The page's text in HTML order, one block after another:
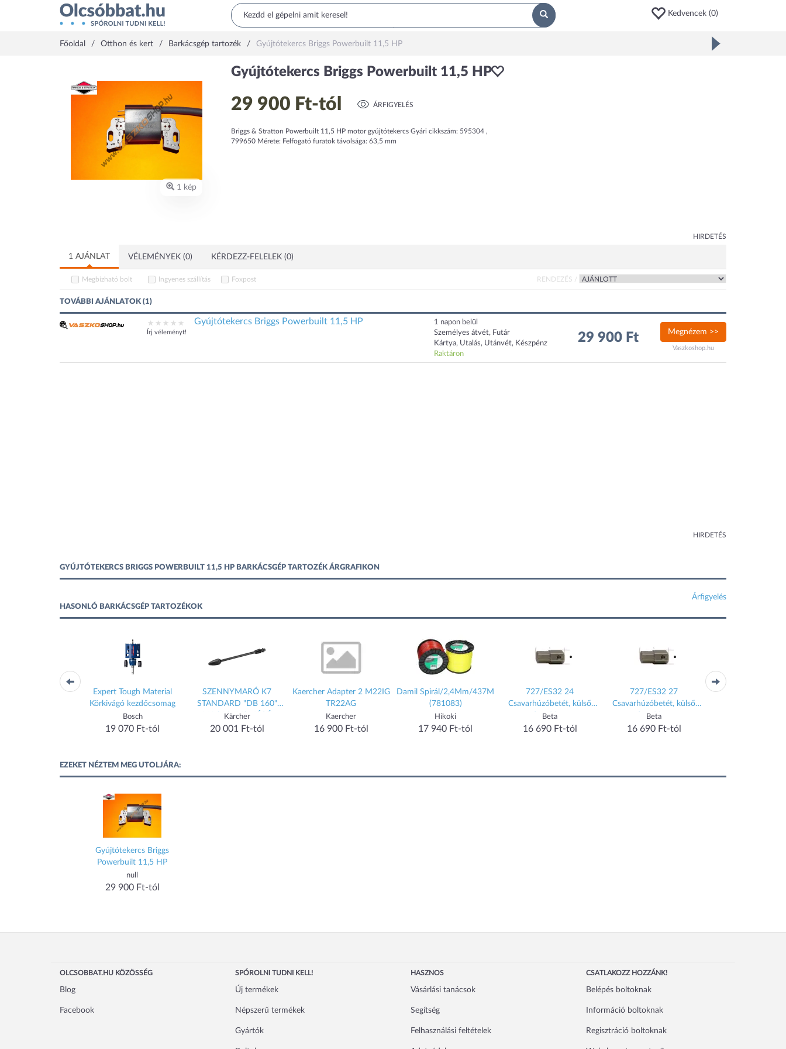
Kedvencek (0)
Főoldal Otthon és kert Barkácsgép tartozék Gyújtótekercs Briggs Powerbuilt 11,5 HP
1 kép
Gyújtótekercs Briggs Powerbuilt 11,5 HP
29 900 Ft-tól ÁRFIGYELÉS
Briggs & Stratton Powerbuilt 11,5 HP motor gyújtótekercs Gyári cikkszám: 595304 ,
799650 Mérete: Felfogató furatok távolsága: 63,5 mm
HIRDETÉS
1 AJÁNLAT VÉLEMÉNYEK (0) KÉRDEZZ-FELELEK (0)
Megbízható bolt Ingyenes szállítás Foxpost RENDEZÉS /
TOVÁBBI AJÁNLATOK (1)
Írj véleményt!
Gyújtótekercs Briggs Powerbuilt 11,5 HP
1 napon belül
Személyes átvét, Futár
Kártya, Utalás, Utánvét, Készpénz
Raktáron
29 900 Ft Megnézem >>
Vaszkoshop.hu
HIRDETÉS
GYÚJTÓTEKERCS BRIGGS POWERBUILT 11,5 HP BARKÁCSGÉP TARTOZÉK ÁRGRAFIKON
Árfigyelés
HASONLÓ BARKÁCSGÉP TARTOZÉKOK
Kőzetfúró 22 x
Expert Tough Material
Körkivágó kezdőcsomag
Bosch
19 070 Ft-tól
SZENNYMARÓ K7
STANDARD "DB 160"
MAGASNYOMÁSÚ
MOSÓHOZ
Kärcher
20 001 Ft-tól
Kaercher Adapter 2 M22IG
TR22AG
Kaercher
16 900 Ft-tól
Damil Spirál/2,4Mm/437M
(781083)
Hikoki
17 940 Ft-tól
727/ES32 24
Csavarhúzóbetét, külső
méret 32 mm
Beta
16 690 Ft-tól
727/ES32 27
Csavarhúzóbetét, külső
méret 32 mm
Beta
16 690 Ft-tól
RAKDD100 RYOBI
EZEKET NÉZTEM MEG UTOLJÁRA:
Gyújtótekercs Briggs
Powerbuilt 11,5 HP
null
29 900 Ft-tól
OLCSOBBAT.HU KÖZÖSSÉG
Blog
Facebook
SPÓROLNI TUDNI KELL!
Új termékek
Népszerű termékek
Gyártók
HASZNOS
Vásárlási tanácsok
Segítség
Felhasználási feltételek
CSATLAKOZZ HOZZÁNK!
Belépés boltoknak
Információ boltoknak
Regisztráció boltoknak